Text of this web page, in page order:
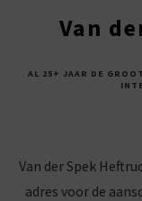
Van
AL 25+ JAAR DE
Van der Spek
adres voor de